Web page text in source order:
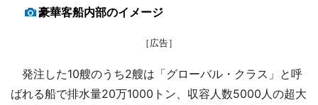
豪華客船内部のイメージ
［広告］
発注した10艘のうち2艘は「グローバル・クラス」と呼
ばれる船で排水量20万1000トン、収容人数5000人の超大